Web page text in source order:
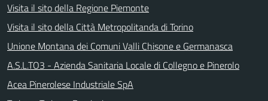
Visita il sito della Regione Piemonte
Visita il sito della Città Metropolitanda di Torino
Unione Montana dei Comuni Valli Chisone e Germanasca
A.S.L.TO3 - Azienda Sanitaria Locale di Collegno e Pinerolo
Acea Pinerolese Industriale SpA